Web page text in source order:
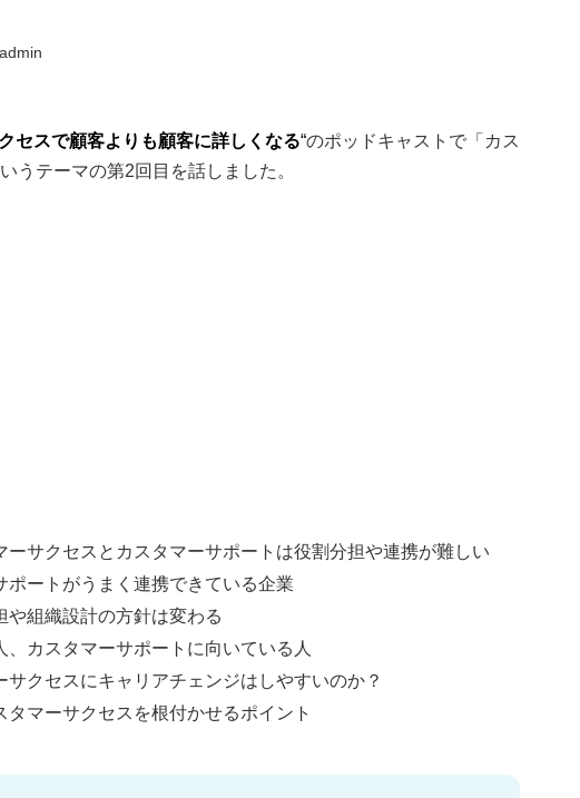
admin
セスで顧客よりも顧客に詳しくなる“のポッドキャストで「カス
うテーマの第2回目を話しました。
サクセスとカスタマーサポートは役割分担や連携が難しい
ートがうまく連携できている企業
組織設計の方針は変わる
カスタマーサポートに向いている人
クセスにキャリアチェンジはしやすいのか？
マーサクセスを根付かせるポイント